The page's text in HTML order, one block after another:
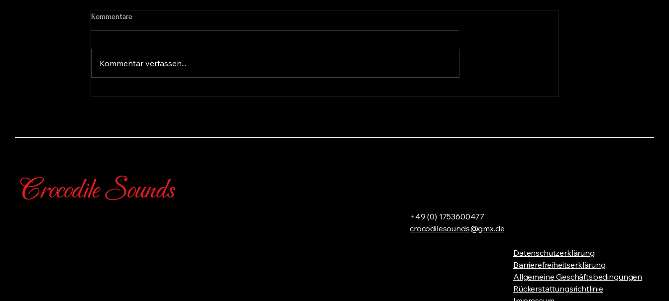
Kommentare
Kommentar verfassen...
Crocodile Sounds
+49 (0) 1753600477
crocodilesounds@gmx.de
Datenschutzerklärung
Barrierefreiheitserklärung
Allgemeine Geschäftsbedingungen
Rückerstattungsrichtlinie